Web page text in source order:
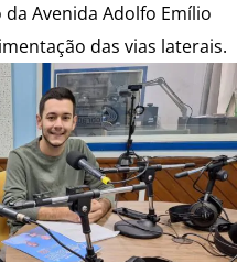
Avenida Adolfo Emílio
das vias laterais.